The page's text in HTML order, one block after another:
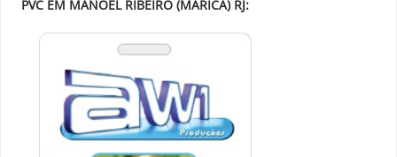
PVC EM MANOEL RIBEIRO (MARICÁ) RJ: